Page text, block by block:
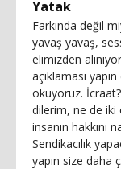
Yatak
Farkında değil
yavaş yavaş,
elimizden
açıklaması
okuyoruz.
dilerim, ne de iki
insanın hakkını
Sendikacılık
yapın size daha